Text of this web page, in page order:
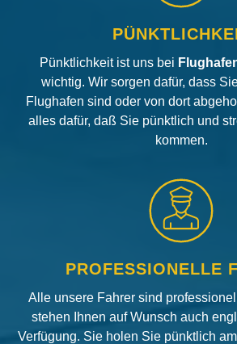
Pünktlichkeit ist uns bei
wichtig. Wir sorgen dafür, dass
Flughafen sind oder von dort
alles dafür, daß Sie pünktlich und
kommen.
PROFESSIONELLE
Alle unsere Fahrer sind
stehen Ihnen auf Wunsch auch
Verfügung. Sie holen Sie pünktlich